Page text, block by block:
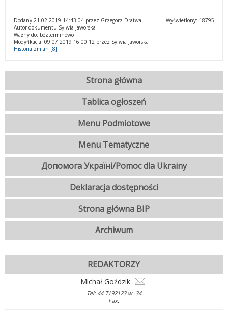
Wyświetlony: 18795
Dodany 21.02.2019 14:43:04 przez Grzegorz Dratwa
Autor dokumentu Sylwia Jaworska
Ważny do: bezterminowo
Modyfikacja: 09.07.2019 16:00:12 przez Sylwia Jaworska
Historia zmian [8]
Strona główna
Tablica ogłoszeń
Menu Podmiotowe
Menu Tematyczne
Допомога Україні/Pomoc dla Ukrainy
Deklaracja dostępności
Strona główna BIP
Archiwum
REDAKTORZY
Michał Goździk
Tel: 44 7192123 w. 34
Fax: